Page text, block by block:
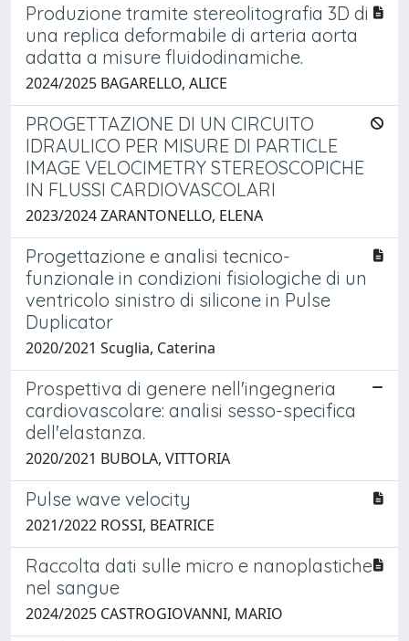
Produzione tramite stereolitografia 3D di
una replica deformabile di arteria aorta
adatta a misure fluidodinamiche.
2024/2025 BAGARELLO, ALICE
PROGETTAZIONE DI UN CIRCUITO
IDRAULICO PER MISURE DI PARTICLE
IMAGE VELOCIMETRY STEREOSCOPICHE
IN FLUSSI CARDIOVASCOLARI
2023/2024 ZARANTONELLO, ELENA
Progettazione e analisi tecnico-
funzionale in condizioni fisiologiche di un
ventricolo sinistro di silicone in Pulse
Duplicator
2020/2021 Scuglia, Caterina
Prospettiva di genere nell'ingegneria
cardiovascolare: analisi sesso-specifica
dell'elastanza.
2020/2021 BUBOLA, VITTORIA
Pulse wave velocity
2021/2022 ROSSI, BEATRICE
Raccolta dati sulle micro e nanoplastiche
nel sangue
2024/2025 CASTROGIOVANNI, MARIO